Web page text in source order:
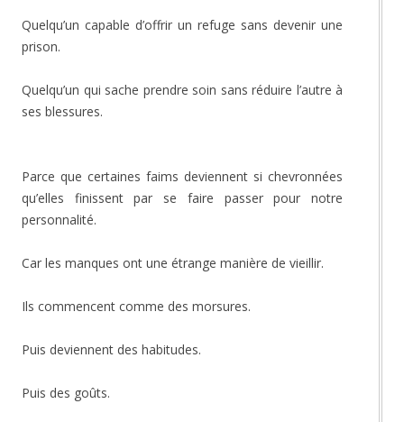
Quelqu’un capable d’offrir un refuge sans devenir une
prison.
Quelqu’un qui sache prendre soin sans réduire l’autre à
ses blessures.
Parce que certaines faims deviennent si chevronnées
qu’elles finissent par se faire passer pour notre
personnalité.
Car les manques ont une étrange manière de vieillir.
Ils commencent comme des morsures.
Puis deviennent des habitudes.
Puis des goûts.